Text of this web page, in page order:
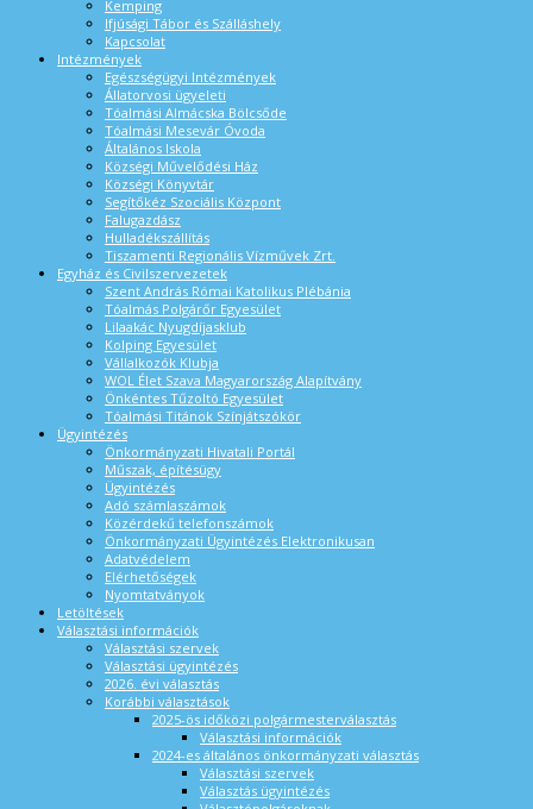
Kemping
Ifjúsági Tábor és Szálláshely
Kapcsolat
Intézmények
Egészségügyi Intézmények
Állatorvosi ügyeleti
Tóalmási Almácska Bölcsőde
Tóalmási Mesevár Óvoda
Általános Iskola
Községi Művelődési Ház
Községi Könyvtár
Segítőkéz Szociális Központ
Falugazdász
Hulladékszállítás
Tiszamenti Regionális Vízművek Zrt.
Egyház és Civilszervezetek
Szent András Római Katolikus Plébánia
Tóalmás Polgárőr Egyesület
Lilaakác Nyugdíjasklub
Kolping Egyesület
Vállalkozók Klubja
WOL Élet Szava Magyarország Alapítvány
Önkéntes Tűzoltó Egyesület
Tóalmási Titánok Színjátszókör
Ügyintézés
Önkormányzati Hivatali Portál
Műszak, építésügy
Ügyintézés
Adó számlaszámok
Közérdekű telefonszámok
Önkormányzati Ügyintézés Elektronikusan
Adatvédelem
Elérhetőségek
Nyomtatványok
Letöltések
Választási információk
Választási szervek
Választási ügyintézés
2026. évi választás
Korábbi választások
2025-ös időközi polgármesterválasztás
Választási információk
2024-es általános önkormányzati választás
Választási szervek
Választás ügyintézés